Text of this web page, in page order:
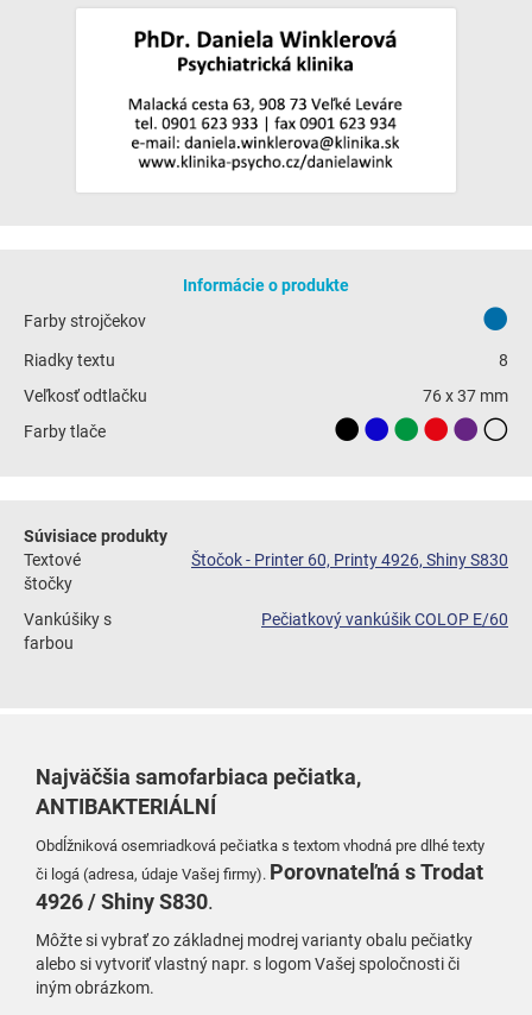
Informácie o produkte
Farby strojčekov
Riadky textu
8
Veľkosť odtlačku
76 x 37 mm
Farby tlače
Súvisiace produkty
Textové
štočky
Štočok - Printer 60, Printy 4926, Shiny S830
Vankúšiky s
farbou
Pečiatkový vankúšik COLOP E/60
Najväčšia samofarbiaca pečiatka,
ANTIBAKTERIÁLNÍ
Obdĺžniková osemriadková pečiatka s textom vhodná pre dlhé texty
či logá (adresa, údaje Vašej firmy). Porovnateľná s Trodat
4926 / Shiny S830.
Môžte si vybrať zo základnej modrej varianty obalu pečiatky
alebo si vytvoriť vlastný napr. s logom Vašej spoločnosti či
iným obrázkom.